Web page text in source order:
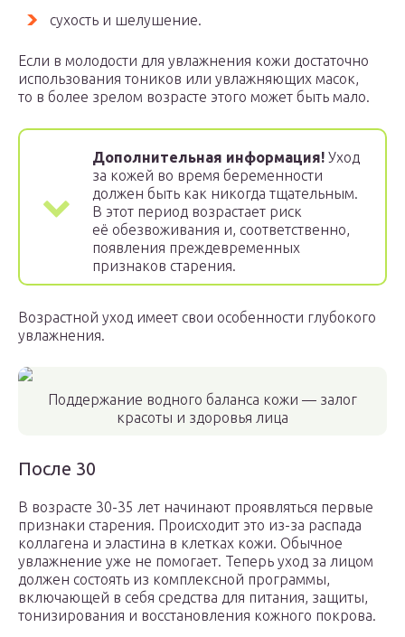
сухость и шелушение.
Если в молодости для увлажнения кожи достаточно
использования тоников или увлажняющих масок,
то в более зрелом возрасте этого может быть мало.
Дополнительная информация! Уход
за кожей во время беременности
должен быть как никогда тщательным.
В этот период возрастает риск
её обезвоживания и, соответственно,
появления преждевременных
признаков старения.
Возрастной уход имеет свои особенности глубокого
увлажнения.
Поддержание водного баланса кожи — залог
красоты и здоровья лица
После 30
В возрасте 30-35 лет начинают проявляться первые
признаки старения. Происходит это из-за распада
коллагена и эластина в клетках кожи. Обычное
увлажнение уже не помогает. Теперь уход за лицом
должен состоять из комплексной программы,
включающей в себя средства для питания, защиты,
тонизирования и восстановления кожного покрова.